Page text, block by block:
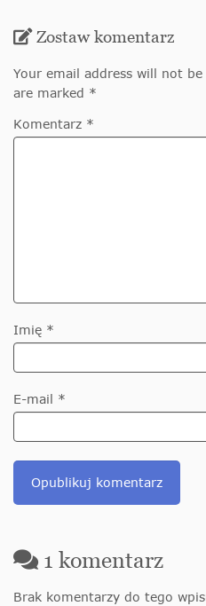
Zostaw komentarz
Your email address will not
are marked *
Komentarz *
Imię *
E-mail *
1 komentarz
Brak komentarzy do tego